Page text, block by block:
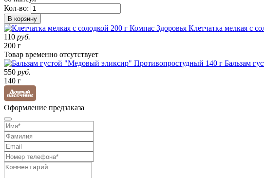
Кол-во:
В корзину
Клетчатка мелкая с
110 руб.
200 г
Товар временно отсутствует
Бальзам
550 руб.
140 г
Оформление предзаказа